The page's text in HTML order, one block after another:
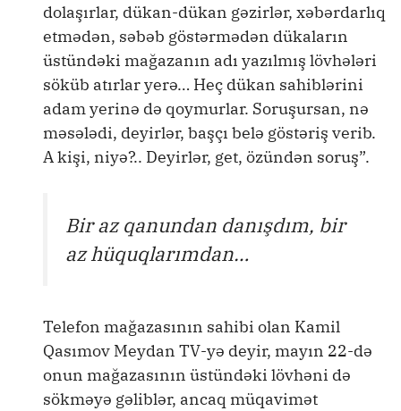
dolaşırlar, dükan-dükan gəzirlər, xəbərdarlıq
etmədən, səbəb göstərmədən dükaların
üstündəki mağazanın adı yazılmış lövhələri
söküb atırlar yerə… Heç dükan sahiblərini
adam yerinə də qoymurlar. Soruşursan, nə
məsələdi, deyirlər, başçı belə göstəriş verib.
A kişi, niyə?.. Deyirlər, get, özündən soruş”.
Bir az qanundan danışdım, bir
az hüquqlarımdan…
Telefon mağazasının sahibi olan Kamil
Qasımov Meydan TV-yə deyir, mayın 22-də
onun mağazasının üstündəki lövhəni də
sökməyə gəliblər, ancaq müqavimət